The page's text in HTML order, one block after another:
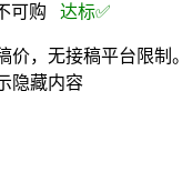
可购 达标✅
价，无接稿平台限制。
隐藏内容